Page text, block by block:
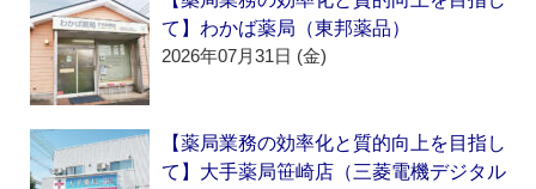
て】わかば薬局（東邦薬品）
2026年07月31日 (金)
【薬局業務の効率化と質的向上を目指し
て】大手薬局笹崎店（三菱電機デジタル